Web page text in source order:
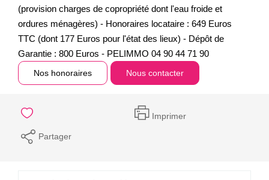
(provision charges de copropriété dont l'eau froide et
ordures ménagères) - Honoraires locataire : 649 Euros
TTC (dont 177 Euros pour l'état des lieux) - Dépôt de
Garantie : 800 Euros - PELIMMO 04 90 44 71 90
Nos honoraires Nous contacter
Imprimer
Partager